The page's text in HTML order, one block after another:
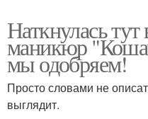
Наткнулась тут
маникюр
мы одобряем!
Просто словами не
выглядит.